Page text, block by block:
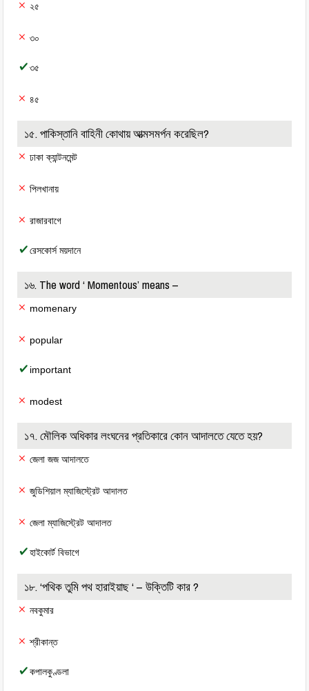
২৫
৩০
৩৫
৪৫
১৫. পাকিস্তানি বাহিনী কোথায় আত্মসমর্পন করেছিল?
ঢাকা ক্যান্টনমেন্ট
পিলখানায়
রাজারবাগে
রেসকোর্স ময়দানে
১৬. The word ‘ Momentous’ means –
momenary
popular
important
modest
১৭. মৌলিক অধিকার লংঘনের প্রতিকারে কোন আদালতে যেতে হয়?
জেলা জজ আদালতে
জুডিশিয়াল ম্যাজিস্ট্রেট আদালত
জেলা ম্যাজিস্ট্রেট আদালত
হাইকোর্ট বিভাগে
১৮. ‘পথিক তুমি পথ হারাইয়াছ ‘ – উক্তিটি কার ?
নবকুমার
শ্রীকান্ত
কপালকুণ্ডলা